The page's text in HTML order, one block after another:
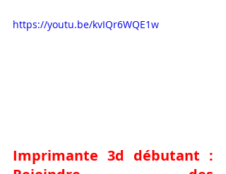
https://youtu.be/kvIQr6WQE1w
Imprimante 3d débutant :